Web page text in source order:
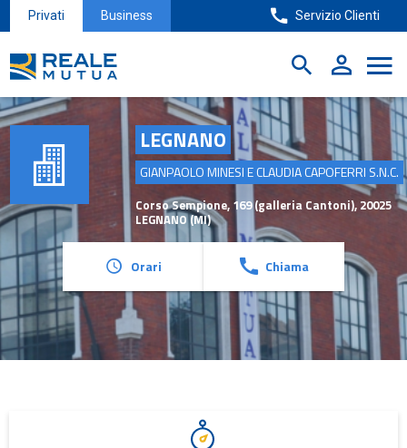
Privati Business Servizio Clienti
LEGNANO
GIANPAOLO MINESI E CLAUDIA CAPOFERRI S.N.C.
Corso Sempione, 169 (galleria Cantoni), 20025
LEGNANO(MI)
Orari Chiama